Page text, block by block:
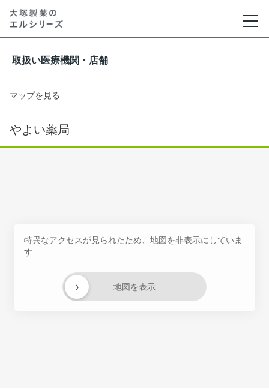
取扱い医療機関・店舗
マップを見る
やよい薬局
特異なアクセスが見られたため、地図を非表示にしていま
す
地図を表示
›